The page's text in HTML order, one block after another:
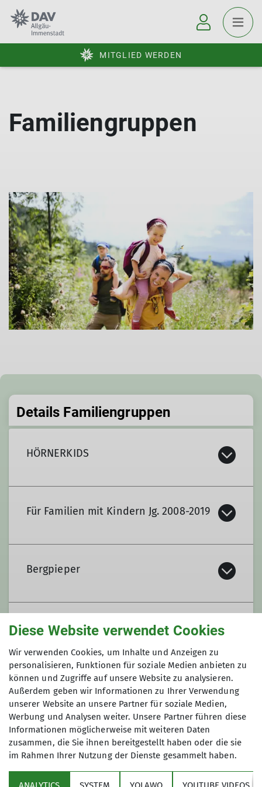
MITGLIED WERDEN
Familiengruppen
Details Familiengruppen
HÖRNERKIDS
Organisation:
Inhalt:
In Trage, Kraxe oder auch mal im Kinderwagen
Monat hauptsächlich rund um die
Hörnergruppe unterwegs.
Details
Für Familien mit Kindern Jg. 2008-2019
Trainer:
Stephan Schmid
Wir wollen 1-2 Mal im Monat im Rahmen der
Familiengruppe in der Natur mit Euch etwas
unternehmen. Es handelt sich dabei um Events
wie Hüttenübernachtung, Fackelwanderung,
Rodeln, Klettern, Biwak, Wanderungen,
Skifahren.
Bergpieper
Trainer:
Wolfgang Keller
Inhalt:
Ihr habt Kinder, mit denen ihr gerne in der
Natur seid? Wenn mehrere Kinder zusammen
spielen können macht es sogar noch mehr
Spaß.
Inklusive Familiengruppe KLEINE
Trainer:
Isabel
Inhalt:
Familiengruppe Bunte Bande
Termine:
Diese Website verwendet Cookies
Wir verwenden Cookies, um Inhalte und Anzeigen zu
personalisieren, Funktionen für soziale Medien anbieten zu
können und Zugriffe auf unsere Website zu analysieren.
Außerdem geben wir Informationen zu Ihrer Verwendung
unserer Website an unsere Partner für soziale Medien,
Werbung und Analysen weiter. Unsere Partner führen diese
Informationen möglicherweise mit weiteren Daten
zusammen, die Sie ihnen bereitgestellt haben oder die sie
im Rahmen Ihrer Nutzung der Dienste gesammelt haben.